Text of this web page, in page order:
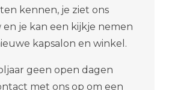
kennen, je ziet ons
je kan een kijkje nemen
kapsalon en winkel.
geen open dagen
met ons op om een